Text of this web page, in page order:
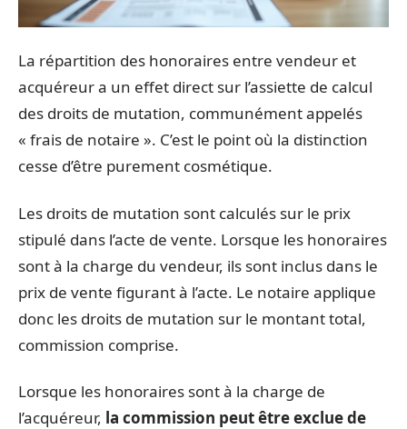
La répartition des honoraires entre vendeur et
acquéreur a un effet direct sur l’assiette de calcul
des droits de mutation, communément appelés
« frais de notaire ». C’est le point où la distinction
cesse d’être purement cosmétique.
Les droits de mutation sont calculés sur le prix
stipulé dans l’acte de vente. Lorsque les honoraires
sont à la charge du vendeur, ils sont inclus dans le
prix de vente figurant à l’acte. Le notaire applique
donc les droits de mutation sur le montant total,
commission comprise.
Lorsque les honoraires sont à la charge de
l’acquéreur, la commission peut être exclue de